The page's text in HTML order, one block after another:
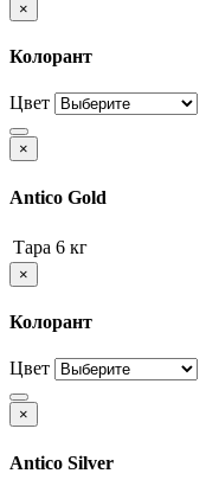
×
Колорант
Цвет
×
Antico Gold
Тара 6 кг
×
Колорант
Цвет
×
Antico Silver